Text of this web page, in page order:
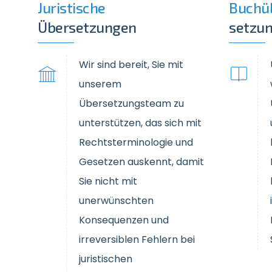
Juristische
Übersetzungen
Wir sind bereit, Sie mit
unserem
Übersetzungsteam zu
unterstützen, das sich mit
Rechtsterminologie und
Gesetzen auskennt, damit
Sie nicht mit
unerwünschten
Konsequenzen und
irreversiblen Fehlern bei
juristischen